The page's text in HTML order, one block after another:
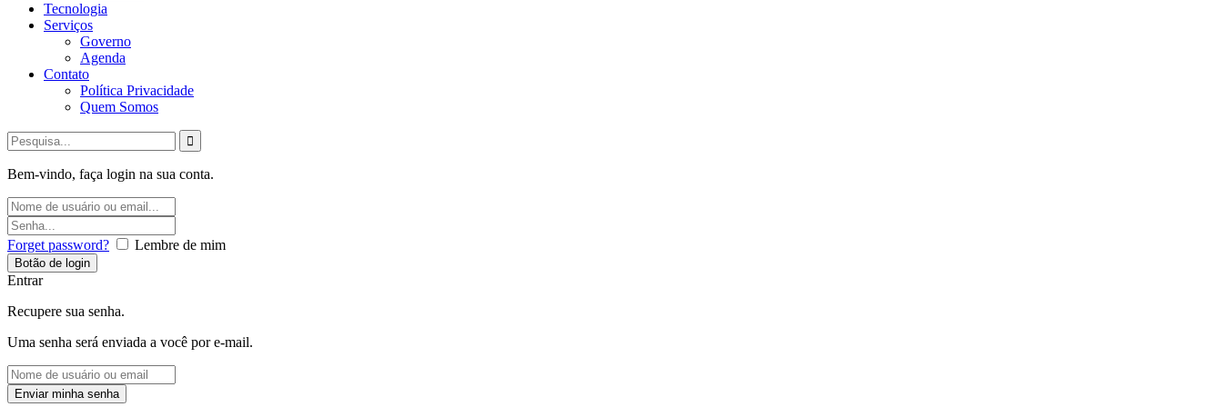
Tecnologia
Serviços
Governo
Agenda
Contato
Política Privacidade
Quem Somos
Bem-vindo, faça login na sua conta.
Forget password? Lembre de mim
Entrar
Recupere sua senha.
Uma senha será enviada a você por e-mail.